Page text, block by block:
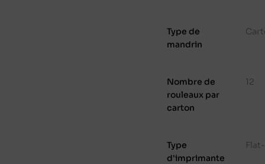
Type de
mandrin
Nombre de
rouleaux par
carton
12
Type
d'imprimante